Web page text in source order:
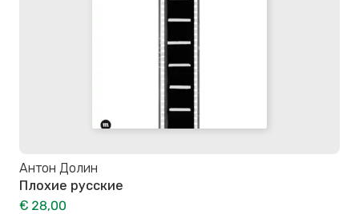
Антон Долин
Плохие русские
€ 28,00